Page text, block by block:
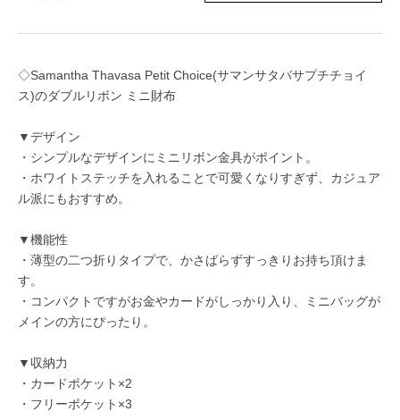
◇Samantha Thavasa Petit Choice(サマンサタバサプチチョイ
ス)のダブルリボン ミニ財布
▼デザイン
・シンプルなデザインにミニリボン金具がポイント。
・ホワイトステッチを入れることで可愛くなりすぎず、カジュア
ル派にもおすすめ。
▼機能性
・薄型の二つ折りタイプで、かさばらずすっきりお持ち頂けま
す。
・コンパクトですがお金やカードがしっかり入り、ミニバッグが
メインの方にぴったり。
▼収納力
・カードポケット×2
・フリーポケット×3